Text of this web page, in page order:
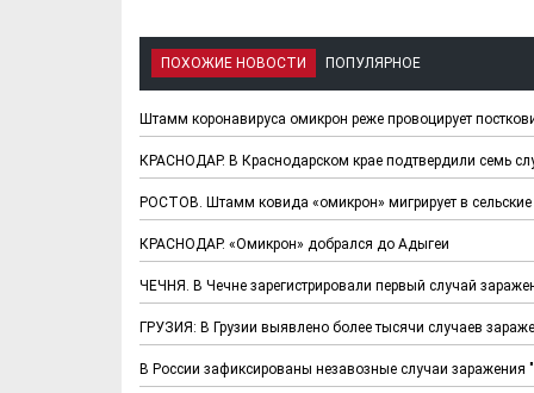
ПОХОЖИЕ НОВОСТИ ПОПУЛЯРНОЕ
Штамм коронавируса омикрон реже провоцирует
КРАСНОДАР. В Краснодарском крае подтвердили семь
РОСТОВ. Штамм ковида «омикрон» мигрирует в сельские
КРАСНОДАР. «Омикрон» добрался до Адыгеи
ЧЕЧНЯ. В Чечне зарегистрировали первый случай
ГРУЗИЯ: В Грузии выявлено более тысячи случаев
В России зафиксированы незавозные случаи заражения